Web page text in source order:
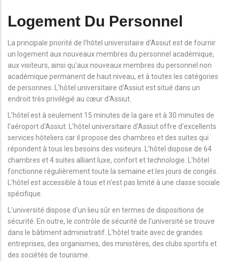
Logement Du Personnel
La principale priorité de l'hôtel universitaire d'Assiut est de fournir
un logement aux nouveaux membres du personnel académique,
aux visiteurs, ainsi qu'aux nouveaux membres du personnel non
académique permanent de haut niveau, et à toutes les catégories
de personnes. L'hôtel universitaire d'Assiut est situé dans un
endroit très privilégié au cœur d'Assiut.
L’hôtel est à seulement 15 minutes de la gare et à 30 minutes de
l'aéroport d'Assiut. L'hôtel universitaire d'Assiut offre d'excellents
services hôteliers car il propose des chambres et des suites qui
répondent à tous les besoins des visiteurs. L'hôtel dispose de 64
chambres et 4 suites alliant luxe, confort et technologie. L'hôtel
fonctionne régulièrement toute la semaine et les jours de congés.
L'hôtel est accessible à tous et n'est pas limité à une classe sociale
spécifique.
L'université dispose d'un lieu sûr en termes de dispositions de
sécurité. En outre, le contrôle de sécurité de l'université se trouve
dans le bâtiment administratif. L'hôtel traite avec de grandes
entreprises, des organismes, des ministères, des clubs sportifs et
des sociétés de tourisme.